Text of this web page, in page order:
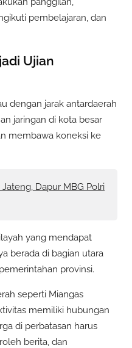
pembelajaran, dan
Ujian
dengan jarak antardaerah
jaringan di kota besar
membawa koneksi ke
Jateng, Dapur MBG Polri
yang mendapat
berada di bagian utara
provinsi.
seperti Miangas
memiliki hubungan
di perbatasan harus
berita, dan